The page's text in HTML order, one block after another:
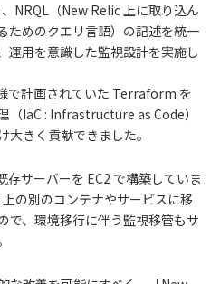
NRQL（New Relic 上に取り込ん
ためのクエリ言語）の記述を統一
運用を意識した監視設計を実施し
で計画されていた Terraform を
（IaC : Infrastructure as Code）
大きく貢献できました。
存サーバーを EC2 で構築していま
の別のコンテナやサービスに移
で、環境移行に伴う監視移管もサ